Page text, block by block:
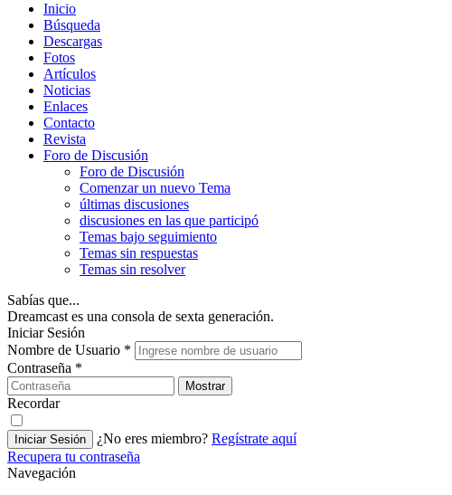
Inicio
Búsqueda
Descargas
Fotos
Artículos
Noticias
Enlaces
Contacto
Revista
Foro de Discusión
Foro de Discusión
Comenzar un nuevo Tema
últimas discusiones
discusiones en las que participó
Temas bajo seguimiento
Temas sin respuestas
Temas sin resolver
Sabías que...
Dreamcast es una consola de sexta generación.
Iniciar Sesión
Nombre de Usuario *
Contraseña *
Mostrar
Recordar
Iniciar Sesión ¿No eres miembro? Regístrate aquí
Recupera tu contraseña
Navegación